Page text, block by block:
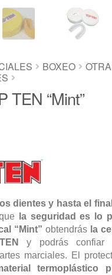
BOXEO
TEN “Mint”
dientes y hasta el final
la seguridad es lo
“Mint” obtendrás la
y podrás confiar
marciales. El
termoplástico